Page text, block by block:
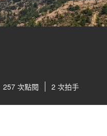
257 次點閱 2 次拍手